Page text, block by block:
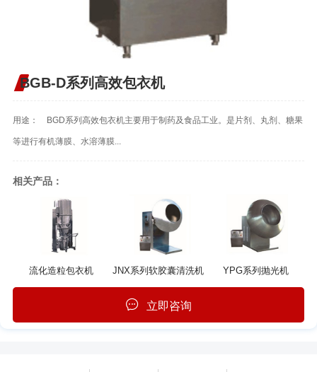
BGB-D系列高效包衣机
用途： BGD系列高效包衣机主要用于制药及食品工业。是片剂、丸剂、糖果
等进行有机薄膜、水溶薄膜...
相关产品：
流化造粒包衣机 JNX系列软胶囊清洗机 YPG系列抛光机
立即咨询